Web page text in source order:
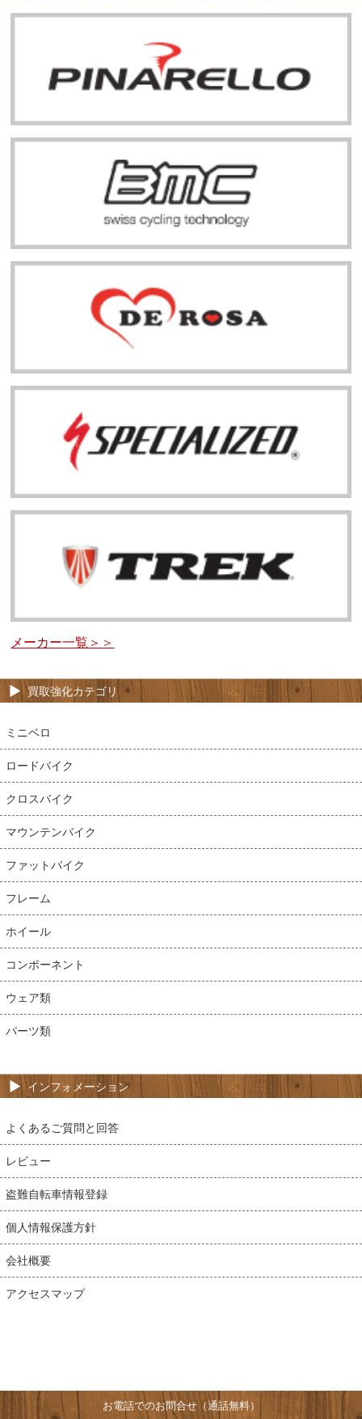
メーカー一覧＞＞
買取強化カテゴリ
ミニベロ
ロードバイク
クロスバイク
マウンテンバイク
ファットバイク
フレーム
ホイール
コンポーネント
ウェア類
パーツ類
インフォメーション
よくあるご質問と回答
レビュー
盗難自転車情報登録
個人情報保護方針
会社概要
アクセスマップ
お電話でのお問合せ（通話無料）